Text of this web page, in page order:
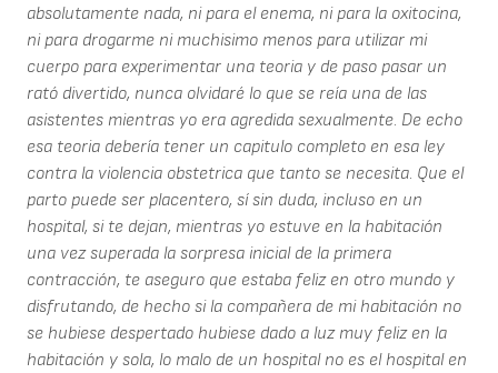
absolutamente nada, ni para el enema, ni para la oxitocina,
ni para drogarme ni muchisimo menos para utilizar mi
cuerpo para experimentar una teoria y de paso pasar un
rató divertido, nunca olvidaré lo que se reía una de las
asistentes mientras yo era agredida sexualmente. De echo
esa teoria debería tener un capitulo completo en esa ley
contra la violencia obstetrica que tanto se necesita. Que el
parto puede ser placentero, sí sin duda, incluso en un
hospital, si te dejan, mientras yo estuve en la habitación
una vez superada la sorpresa inicial de la primera
contracción, te aseguro que estaba feliz en otro mundo y
disfrutando, de hecho si la compañera de mi habitación no
se hubiese despertado hubiese dado a luz muy feliz en la
habitación y sola, lo malo de un hospital no es el hospital en